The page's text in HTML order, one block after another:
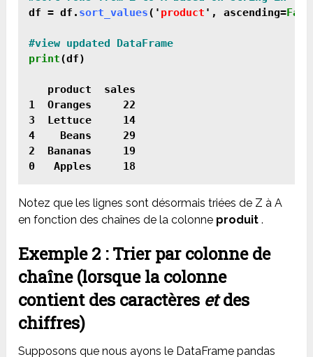
df = df. sort_values(' product ', ascending=
print(df)
   product  sales
1  Oranges     22
3  Lettuce     14
4    Beans     29
2  Bananas     19
Notez que les lignes sont désormais triées de Z à A
en fonction des chaînes de la colonne produit .
Exemple 2 : Trier par colonne de
chaîne (lorsque la colonne
contient des caractères etdes
chiffres)
Supposons que nous ayons le DataFrame pandas